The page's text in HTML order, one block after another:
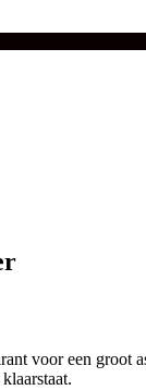
voor een